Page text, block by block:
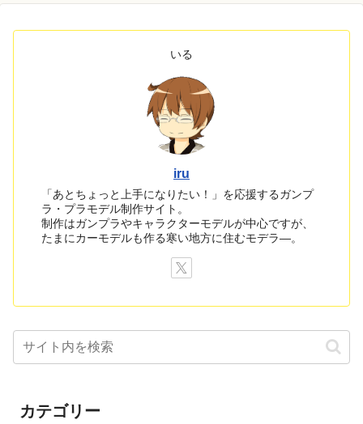
いる
iru
「あとちょっと上手になりたい！」を応援するガンプ
ラ・プラモデル制作サイト。
制作はガンプラやキャラクターモデルが中心ですが、
たまにカーモデルも作る寒い地方に住むモデラ―。
カテゴリー